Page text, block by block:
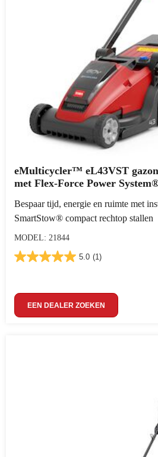
eMulticycler™ eL43VST
met Flex-Force Power
Bespaar tijd, energie en ruimte met
SmartStow® compact rechtop stallen
MODEL: 21844
5.0 (1)
EEN DEALER ZOEKEN